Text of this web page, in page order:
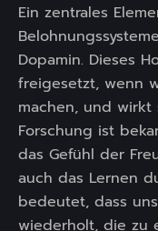
Ein zentrales
Dopamin. Dieses
freigesetzt, wenn
machen, und
Forschung ist
das Gefühl der
auch das Lernen
bedeutet, dass
wiederholt, die zu